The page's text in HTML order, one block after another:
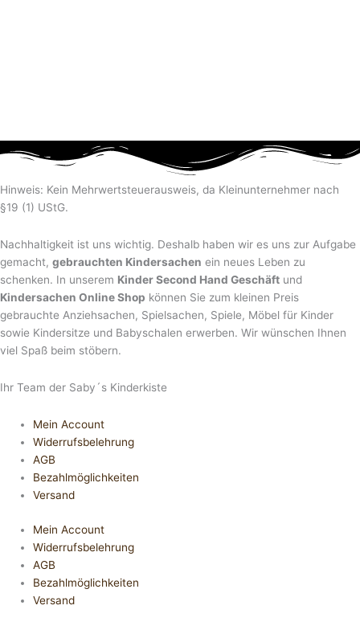
Hinweis: Kein Mehrwertsteuerausweis, da Kleinunternehmer nach
§19 (1) UStG.
Nachhaltigkeit ist uns wichtig. Deshalb haben wir es uns zur Aufgabe
gemacht, gebrauchten Kindersachen ein neues Leben zu
schenken. In unserem Kinder Second Hand Geschäft und
Kindersachen Online Shop können Sie zum kleinen Preis
gebrauchte Anziehsachen, Spiel­sachen, Spiele, Möbel für Kinder
sowie Kindersitze und Babyschalen erwerben. Wir wünschen Ihnen
viel Spaß beim stöbern.
Ihr Team der Saby´s Kinderkiste
Mein Account
Widerrufsbelehrung
AGB
Bezahlmöglichkeiten
Versand
Mein Account
Widerrufsbelehrung
AGB
Bezahlmöglichkeiten
Versand